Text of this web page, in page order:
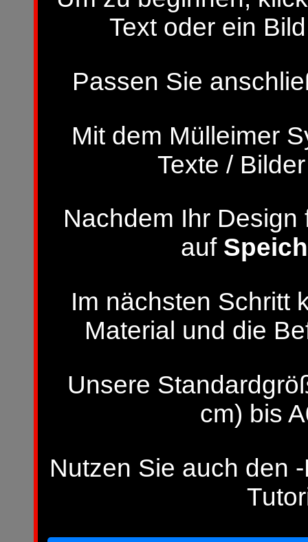
Text oder ein
Passen Sie
Mit dem Mülleimer
Texte /
Nachdem Ihr
auf
Im nächsten Schritt
Material und die
Unsere
cm) bis
Nutzen Sie auch den